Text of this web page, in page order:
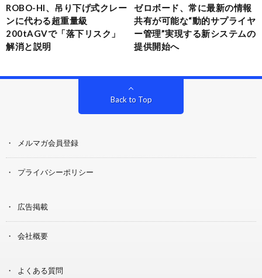
ROBO-HI、吊り下げ式クレー
ンに代わる超重量級
200tAGVで「落下リスク」
解消と説明
ゼロボード、常に最新の情報
共有が可能な“動的サプライヤ
ー管理”実現する新システムの
提供開始へ
Back to Top
メルマガ会員登録
プライバシーポリシー
広告掲載
会社概要
よくある質問